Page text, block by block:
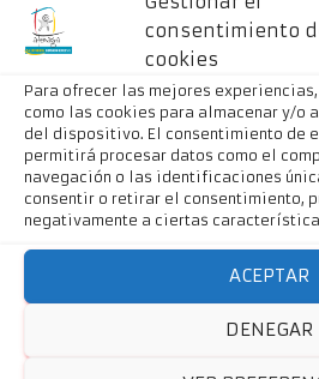
consentimiento
cookies
Para ofrecer las mejores
como las cookies para almacenar y/o
del dispositivo. El consentimiento de
permitirá procesar datos como el
navegación o las identificaciones
consentir o retirar el consentimiento,
negativamente a ciertas
ACEPTAR
DENEGAR
psicológico
Leer más
PorAFEMAGRA SALUD MENTAL